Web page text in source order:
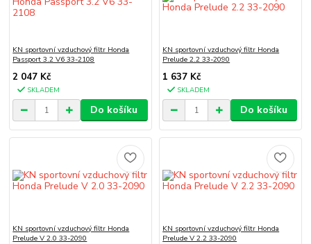
KN sportovní vzduchový filtr Honda
Passport 3.2 V6 33-2108
2 047 Kč
SKLADEM
Do košíku
KN sportovní vzduchový filtr Honda
Prelude 2.2 33-2090
1 637 Kč
SKLADEM
Do košíku
KN sportovní vzduchový filtr Honda
Prelude V 2.0 33-2090
KN sportovní vzduchový filtr Honda
Prelude V 2.2 33-2090